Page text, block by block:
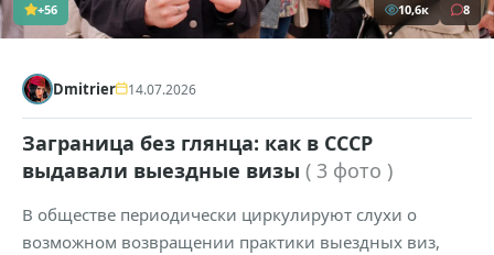
+56 10,6к 8
Dmitrier 14.07.2026
Заграница без глянца: как в СССР
выдавали выездные визы ( 3 фото )
В обществе периодически циркулируют слухи о
возможном возвращении практики выездных виз,